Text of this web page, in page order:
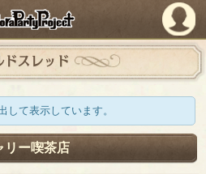
PandoraPartyProject
ドスレッド
して表示しています。
リー喫茶店